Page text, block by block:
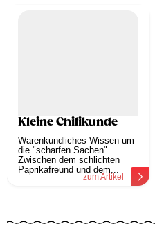
Kleine Chilikunde
Warenkundliches Wissen um
die "scharfen Sachen".
Zwischen dem schlichten
Paprikafreund und dem...
zum Artikel